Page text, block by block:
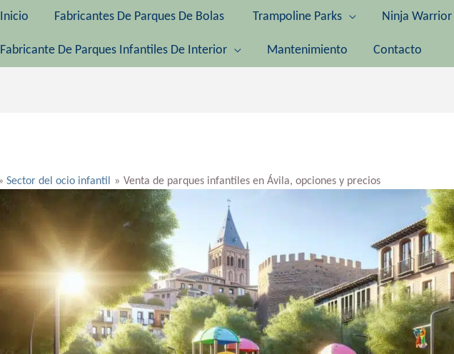
Inicio Fabricantes De Parques De Bolas Trampoline Parks Ninja Warrior
Fabricante De Parques Infantiles De Interior Mantenimiento Contacto
Sector del ocio infantil Venta de parques infantiles en Ávila, opciones y precios